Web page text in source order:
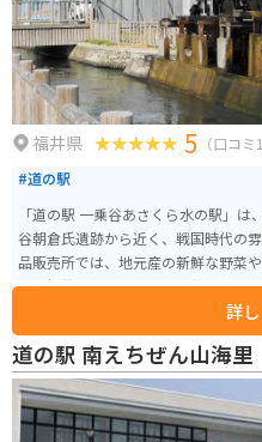
福井県 5 （口コミ
#道の駅
「道の駅 一乗谷あさくら水の駅」
谷朝倉氏遺跡から近く、戦国時代の雰
品販売所では、地元産の新鮮な野菜
は、福井名物のソースカツ丼や越前そ
クで訪れる場合、広い駐車場がある
駅周辺には、一乗谷朝倉氏遺跡以外
トがたくさんあります。福井の豊か
を楽しんでみてはいかがでしょうか。
詳
道の駅 南えちぜん山海里